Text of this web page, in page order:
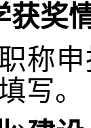
获奖
称
写。